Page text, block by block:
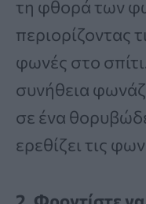
τη φθορά των
περιορίζοντας
φωνές στο
συνήθεια
σε ένα
ερεθίζει τις